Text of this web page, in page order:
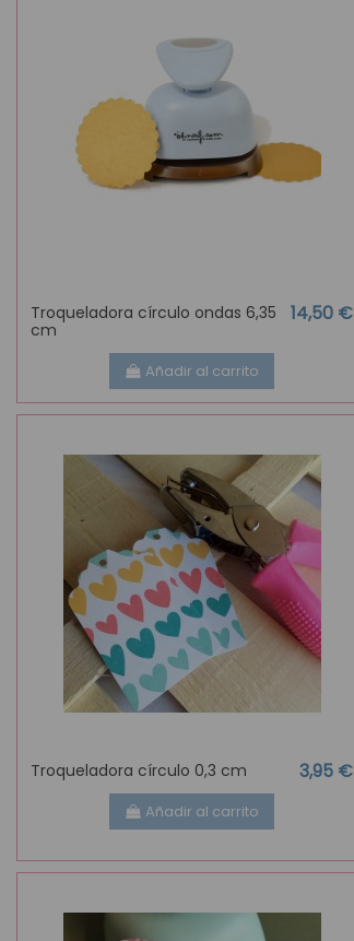
Troqueladora círculo ondas 6,35
cm
14,50 €
Añadir al carrito
Troqueladora círculo 0,3 cm 3,95 €
Añadir al carrito